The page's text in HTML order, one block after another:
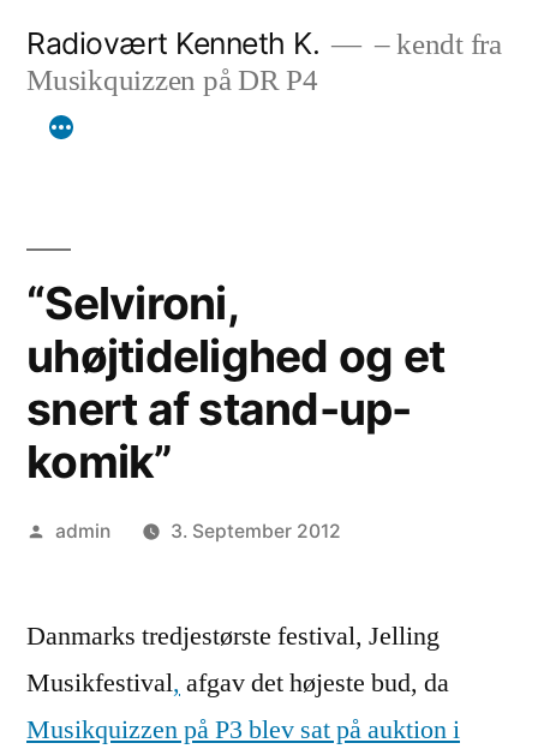
content
Radiovært Kenneth K.
– kendt fra
Musikquizzen på DR P4
“Selvironi,
uhøjtidelighed og et
snert af stand-up-
komik”
Posted
admin 3. September 2012
Danmarks tredjestørste festival, Jelling
Musikfestival, afgav det højeste bud, da
Musikquizzen på P3 blev sat på auktion i